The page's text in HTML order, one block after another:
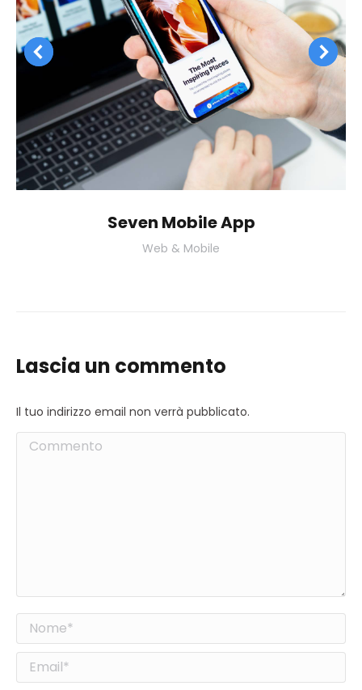
Seven Mobile App
Web & Mobile
Lascia un commento
Il tuo indirizzo email non verrà pubblicato.
Commento
Nome *
Email *